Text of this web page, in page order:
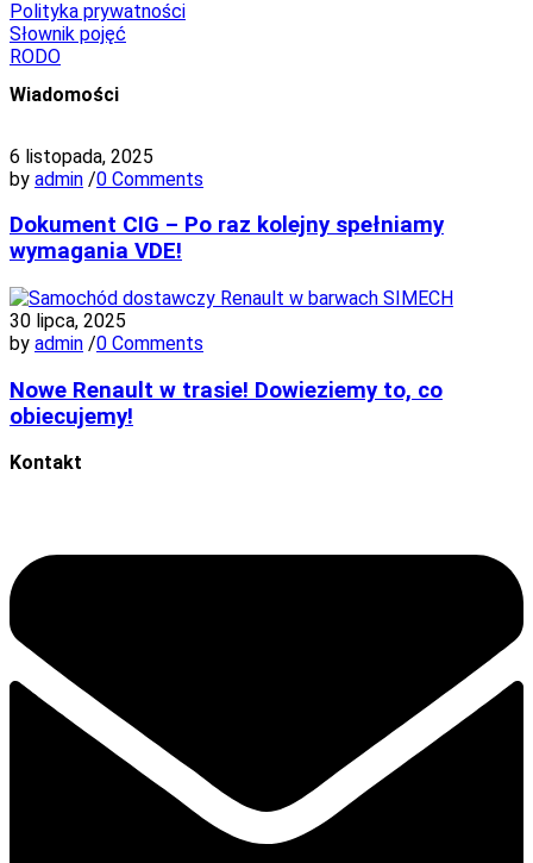
Polityka prywatności
Słownik pojęć
RODO
Wiadomości
6 listopada, 2025
by admin /0 Comments
Dokument CIG – Po raz kolejny spełniamy
wymagania VDE!
30 lipca, 2025
by admin /0 Comments
Nowe Renault w trasie! Dowieziemy to, co
obiecujemy!
Kontakt